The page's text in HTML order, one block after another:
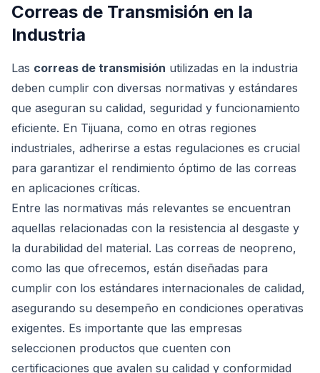
Correas de Transmisión en la
Industria
Las correas de transmisión utilizadas en la industria
deben cumplir con diversas normativas y estándares
que aseguran su calidad, seguridad y funcionamiento
eficiente. En Tijuana, como en otras regiones
industriales, adherirse a estas regulaciones es crucial
para garantizar el rendimiento óptimo de las correas
en aplicaciones críticas.
Entre las normativas más relevantes se encuentran
aquellas relacionadas con la resistencia al desgaste y
la durabilidad del material. Las correas de neopreno,
como las que ofrecemos, están diseñadas para
cumplir con los estándares internacionales de calidad,
asegurando su desempeño en condiciones operativas
exigentes. Es importante que las empresas
seleccionen productos que cuenten con
certificaciones que avalen su calidad y conformidad